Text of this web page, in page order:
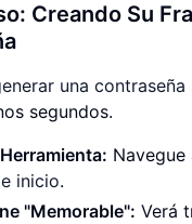
Creando Su
una contraseña
segundos.
Navegue
inicio.
"Memorable": Verá